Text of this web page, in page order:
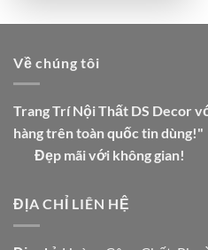
Về chúng tôi
Trang Trí Nội Thất DS Decor
hàng trên toàn quốc tin dùng!"
Đẹp mãi với không gian!
ĐỊA CHỈ LIÊN HỆ